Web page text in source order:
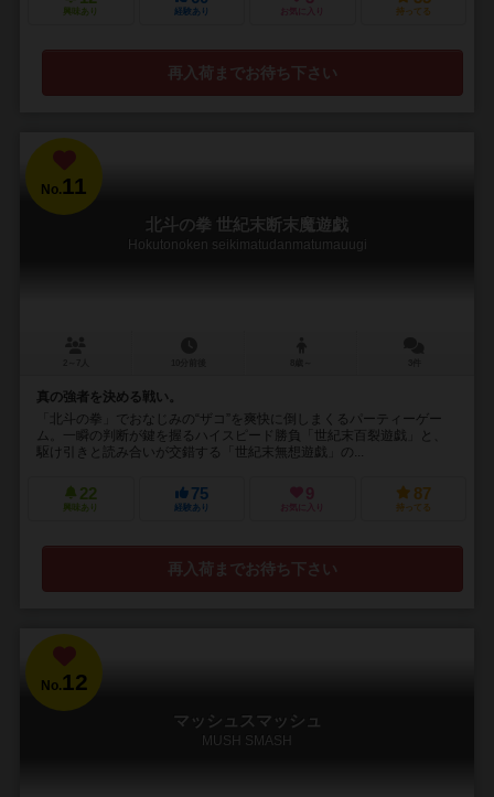
興味あり 経験あり お気に入り 持ってる
再入荷までお待ち下さい
No.11
北斗の拳 世紀末断末魔遊戯
Hokutonoken seikimatudanmatumauugi
真の強者を決める戦い。
「北斗の拳」でおなじみの“ザコ”を爽快に倒しまくるパーティーゲー
ム。一瞬の判断が鍵を握るハイスピード勝負「世紀末百裂遊戯」と、
駆け引きと読み合いが交錯する「世紀末無想遊戯」の...
22
興味あり
75
経験あり
9
お気に入り
87
持ってる
再入荷までお待ち下さい
No.12
マッシュスマッシュ
MUSH SMASH